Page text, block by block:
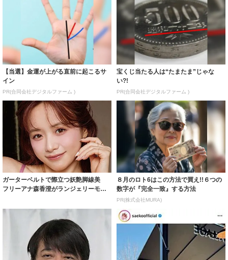
【当選】金運が上がる直前に起こるサ
イン
PR(合同会社デジタルファーム )
宝くじ当たる人は“たまたま”じゃな
い?!
PR(合同会社デジタルファーム )
ガーターベルトで際立つ妖艶脚線美
フリーアナ森香澄がランジェリーモデ
８月のロト6はこの方法で買え!!６つの
数字が『完全一致』する方法
PR(株式会社MURA)